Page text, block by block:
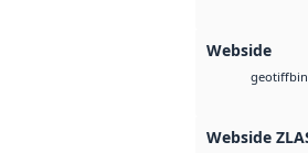
Webside
geotiffbin
Webside